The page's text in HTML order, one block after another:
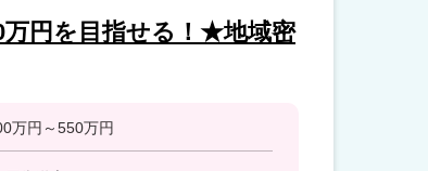
円を目指せる！★地域密
万円～550万円